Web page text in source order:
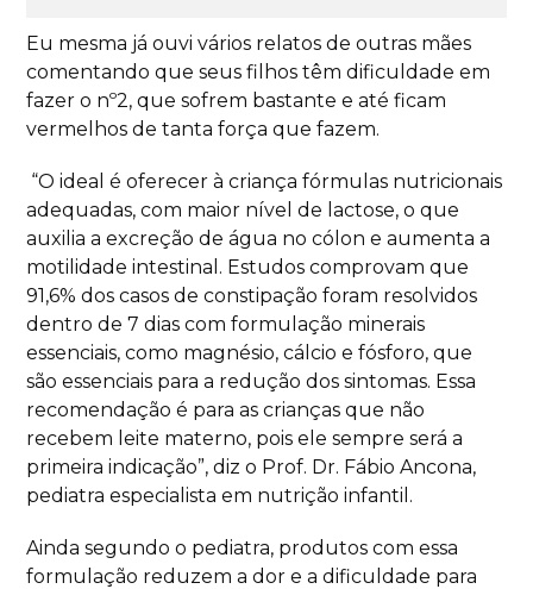
Eu mesma já ouvi vários relatos de outras mães
comentando que seus filhos têm dificuldade em
fazer o nº2, que sofrem bastante e até ficam
vermelhos de tanta força que fazem.
“O ideal é oferecer à criança fórmulas nutricionais
adequadas, com maior nível de lactose, o que
auxilia a excreção de água no cólon e aumenta a
motilidade intestinal. Estudos comprovam que
91,6% dos casos de constipação foram resolvidos
dentro de 7 dias com formulação minerais
essenciais, como magnésio, cálcio e fósforo, que
são essenciais para a redução dos sintomas. Essa
recomendação é para as crianças que não
recebem leite materno, pois ele sempre será a
primeira indicação”, diz o Prof. Dr. Fábio Ancona,
pediatra especialista em nutrição infantil.
Ainda segundo o pediatra, produtos com essa
formulação reduzem a dor e a dificuldade para